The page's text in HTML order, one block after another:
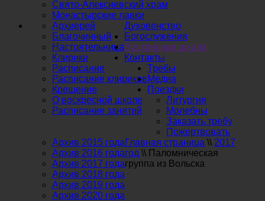
Свято-Алексиевский храм
Монастырские лавки
Духовенство
Архиерей
Благочинный
Настоятельница
Клирики
Богослужения
Расписание
Расписание клириков
Крещение
Воскресная школа
О воскресной школе
Расписание занятий
Контакты
Требы
Литургия
Молебны
Заказать требу
Пожертвовать
Медиа
Архив 2015 года
Архив 2016 года
Архив 2017 года
Архив 2018 года
Архив 2019 года
Архив 2020 года
Поездки
Главная страница \\ 2017
год \\ Паломническая
группа из Вольска